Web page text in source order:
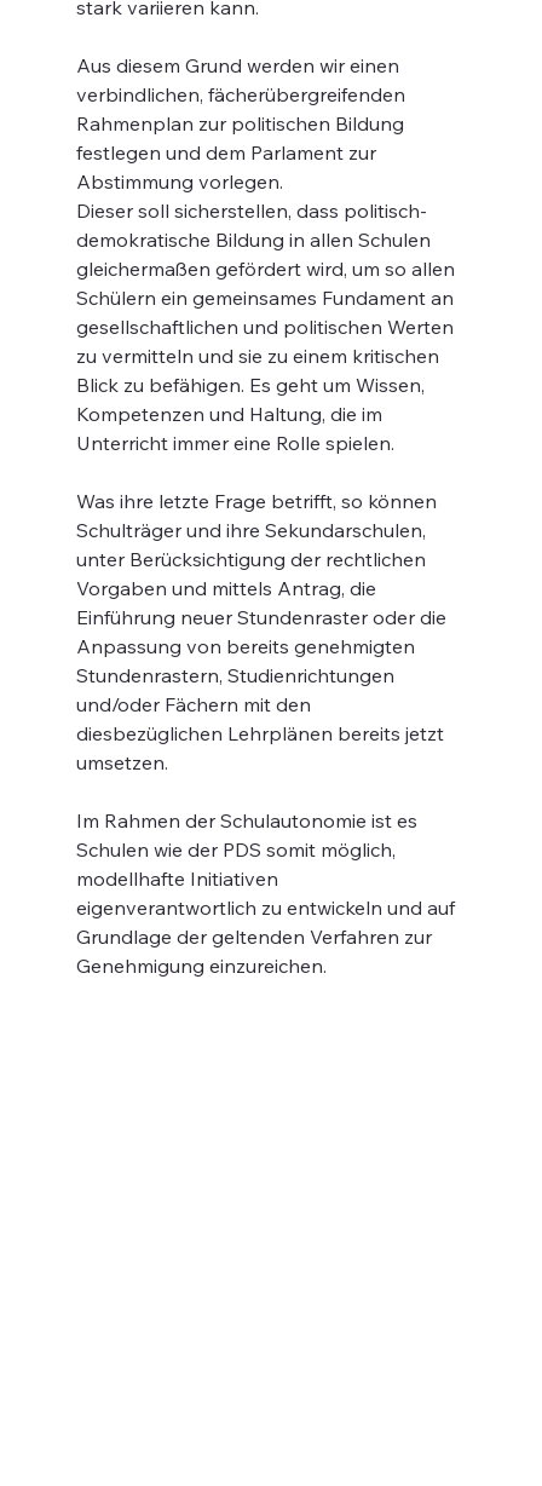
stark variieren kann.
Aus diesem Grund werden wir einen
verbindlichen, fächerübergreifenden
Rahmenplan zur politischen Bildung
festlegen und dem Parlament zur
Abstimmung vorlegen.
Dieser soll sicherstellen, dass politisch-
demokratische Bildung in allen Schulen
gleichermaßen gefördert wird, um so allen
Schülern ein gemeinsames Fundament an
gesellschaftlichen und politischen Werten
zu vermitteln und sie zu einem kritischen
Blick zu befähigen. Es geht um Wissen,
Kompetenzen und Haltung, die im
Unterricht immer eine Rolle spielen.
Was ihre letzte Frage betrifft, so können
Schulträger und ihre Sekundarschulen,
unter Berücksichtigung der rechtlichen
Vorgaben und mittels Antrag, die
Einführung neuer Stundenraster oder die
Anpassung von bereits genehmigten
Stundenrastern, Studienrichtungen
und/oder Fächern mit den
diesbezüglichen Lehrplänen bereits jetzt
umsetzen.
Im Rahmen der Schulautonomie ist es
Schulen wie der PDS somit möglich,
modellhafte Initiativen
eigenverantwortlich zu entwickeln und auf
Grundlage der geltenden Verfahren zur
Genehmigung einzureichen.